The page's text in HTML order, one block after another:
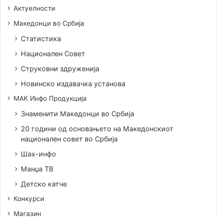
Актуелности
Македонци во Србија
Статистика
Национален Совет
Струковни здруженија
Новинско издавачка установа
МАК Инфо Продукција
Знаменити Македонци во Србија
20 години од основањето на Македонскиот
национален совет во Србија
Шах-инфо
Манџа ТВ
Детско катче
Конкурси
Магазин